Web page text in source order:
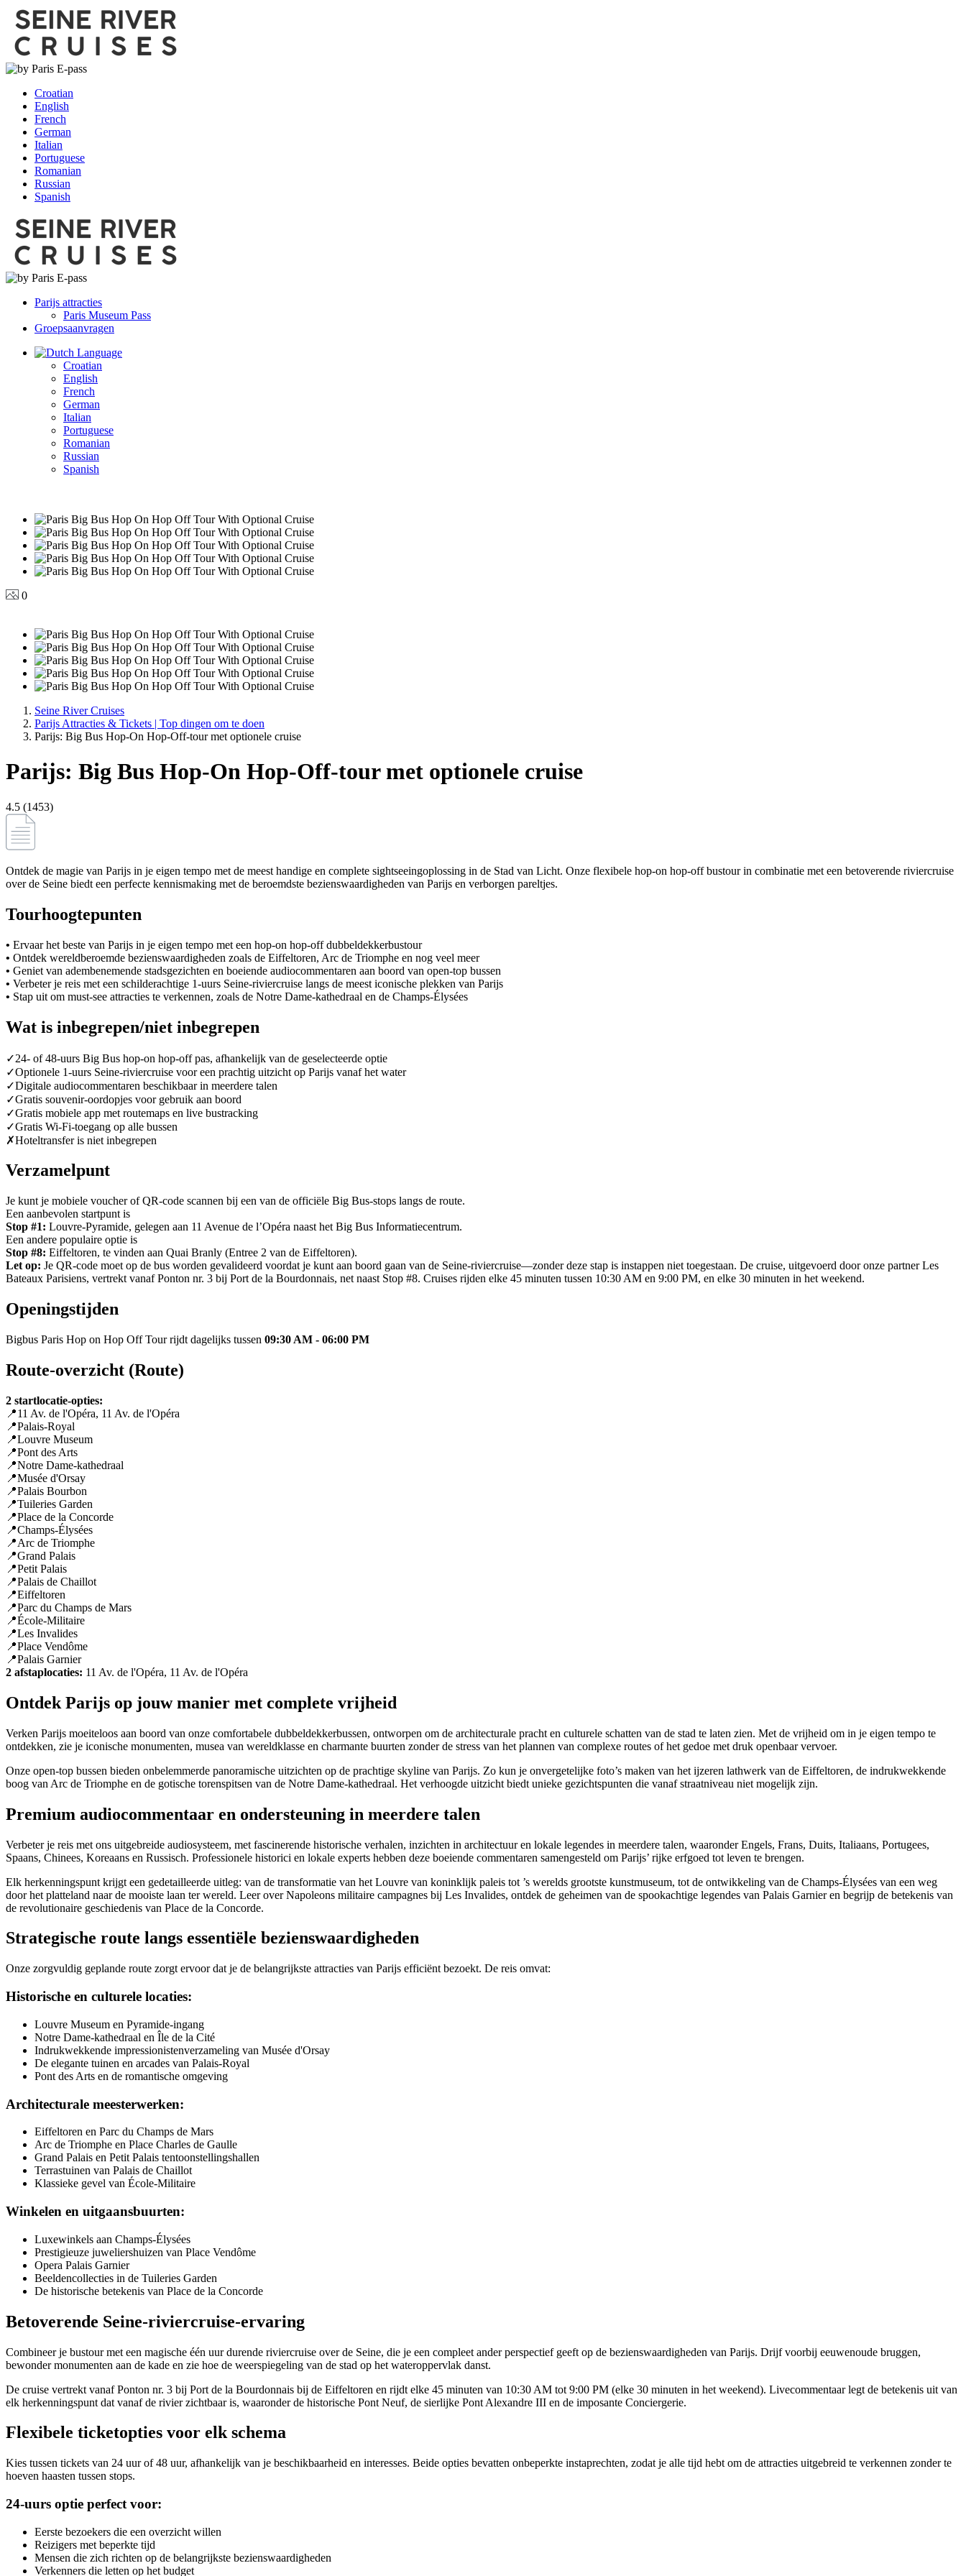
Croatian
English
French
German
Italian
Portuguese
Romanian
Russian
Spanish
Parijs attracties
Paris Museum Pass
Groepsaanvragen
Language
Croatian
English
French
German
Italian
Portuguese
Romanian
Russian
Spanish
0
Seine River Cruises
Parijs Attracties & Tickets | Top dingen om te doen
Parijs: Big Bus Hop-On Hop-Off-tour met optionele cruise
Parijs: Big Bus Hop-On Hop-Off-tour met optionele cruise
4.5 (1453)
Ontdek de magie van Parijs in je eigen tempo met de meest handige en complete sightseeingoplossing in de Stad van Licht. Onze flexibele hop-on hop-off bustour in combinatie met een betoverende riviercruise
over de Seine biedt een perfecte kennismaking met de beroemdste bezienswaardigheden van Parijs en verborgen pareltjes.
Tourhoogtepunten
• Ervaar het beste van Parijs in je eigen tempo met een hop-on hop-off dubbeldekkerbustour
• Ontdek wereldberoemde bezienswaardigheden zoals de Eiffeltoren, Arc de Triomphe en nog veel meer
• Geniet van adembenemende stadsgezichten en boeiende audiocommentaren aan boord van open-top bussen
• Verbeter je reis met een schilderachtige 1-uurs Seine-riviercruise langs de meest iconische plekken van Parijs
• Stap uit om must-see attracties te verkennen, zoals de Notre Dame-kathedraal en de Champs-Élysées
Wat is inbegrepen/niet inbegrepen
✓24- of 48-uurs Big Bus hop-on hop-off pas, afhankelijk van de geselecteerde optie
✓Optionele 1-uurs Seine-riviercruise voor een prachtig uitzicht op Parijs vanaf het water
✓Digitale audiocommentaren beschikbaar in meerdere talen
✓Gratis souvenir-oordopjes voor gebruik aan boord
✓Gratis mobiele app met routemaps en live bustracking
✓Gratis Wi-Fi-toegang op alle bussen
✗Hoteltransfer is niet inbegrepen
Verzamelpunt
Je kunt je mobiele voucher of QR-code scannen bij een van de officiële Big Bus-stops langs de route.
Een aanbevolen startpunt is
Stop #1: Louvre-Pyramide, gelegen aan 11 Avenue de l’Opéra naast het Big Bus Informatiecentrum.
Een andere populaire optie is
Stop #8: Eiffeltoren, te vinden aan Quai Branly (Entree 2 van de Eiffeltoren).
Let op: Je QR-code moet op de bus worden gevalideerd voordat je kunt aan boord gaan van de Seine-riviercruise—zonder deze stap is instappen niet toegestaan. De cruise, uitgevoerd door onze partner Les
Bateaux Parisiens, vertrekt vanaf Ponton nr. 3 bij Port de la Bourdonnais, net naast Stop #8. Cruises rijden elke 45 minuten tussen 10:30 AM en 9:00 PM, en elke 30 minuten in het weekend.
Openingstijden
Bigbus Paris Hop on Hop Off Tour rijdt dagelijks tussen 09:30 AM - 06:00 PM
Route-overzicht (Route)
2 startlocatie-opties:
📍11 Av. de l'Opéra, 11 Av. de l'Opéra
📍Palais-Royal
📍Louvre Museum
📍Pont des Arts
📍Notre Dame-kathedraal
📍Musée d'Orsay
📍Palais Bourbon
📍Tuileries Garden
📍Place de la Concorde
📍Champs-Élysées
📍Arc de Triomphe
📍Grand Palais
📍Petit Palais
📍Palais de Chaillot
📍Eiffeltoren
📍Parc du Champs de Mars
📍École-Militaire
📍Les Invalides
📍Place Vendôme
📍Palais Garnier
2 afstaplocaties: 11 Av. de l'Opéra, 11 Av. de l'Opéra
Ontdek Parijs op jouw manier met complete vrijheid
Verken Parijs moeiteloos aan boord van onze comfortabele dubbeldekkerbussen, ontworpen om de architecturale pracht en culturele schatten van de stad te laten zien. Met de vrijheid om in je eigen tempo te
ontdekken, zie je iconische monumenten, musea van wereldklasse en charmante buurten zonder de stress van het plannen van complexe routes of het gedoe met druk openbaar vervoer.
Onze open-top bussen bieden onbelemmerde panoramische uitzichten op de prachtige skyline van Parijs. Zo kun je onvergetelijke foto’s maken van het ijzeren lathwerk van de Eiffeltoren, de indrukwekkende
boog van Arc de Triomphe en de gotische torenspitsen van de Notre Dame-kathedraal. Het verhoogde uitzicht biedt unieke gezichtspunten die vanaf straatniveau niet mogelijk zijn.
Premium audiocommentaar en ondersteuning in meerdere talen
Verbeter je reis met ons uitgebreide audiosysteem, met fascinerende historische verhalen, inzichten in architectuur en lokale legendes in meerdere talen, waaronder Engels, Frans, Duits, Italiaans, Portugees,
Spaans, Chinees, Koreaans en Russisch. Professionele historici en lokale experts hebben deze boeiende commentaren samengesteld om Parijs’ rijke erfgoed tot leven te brengen.
Elk herkenningspunt krijgt een gedetailleerde uitleg: van de transformatie van het Louvre van koninklijk paleis tot ’s werelds grootste kunstmuseum, tot de ontwikkeling van de Champs-Élysées van een weg
door het platteland naar de mooiste laan ter wereld. Leer over Napoleons militaire campagnes bij Les Invalides, ontdek de geheimen van de spookachtige legendes van Palais Garnier en begrijp de betekenis van
de revolutionaire geschiedenis van Place de la Concorde.
Strategische route langs essentiële bezienswaardigheden
Onze zorgvuldig geplande route zorgt ervoor dat je de belangrijkste attracties van Parijs efficiënt bezoekt. De reis omvat:
Historische en culturele locaties:
Louvre Museum en Pyramide-ingang
Notre Dame-kathedraal en Île de la Cité
Indrukwekkende impressionistenverzameling van Musée d'Orsay
De elegante tuinen en arcades van Palais-Royal
Pont des Arts en de romantische omgeving
Architecturale meesterwerken:
Eiffeltoren en Parc du Champs de Mars
Arc de Triomphe en Place Charles de Gaulle
Grand Palais en Petit Palais tentoonstellingshallen
Terrastuinen van Palais de Chaillot
Klassieke gevel van École-Militaire
Winkelen en uitgaansbuurten:
Luxewinkels aan Champs-Élysées
Prestigieuze juweliershuizen van Place Vendôme
Opera Palais Garnier
Beeldencollecties in de Tuileries Garden
De historische betekenis van Place de la Concorde
Betoverende Seine-riviercruise-ervaring
Combineer je bustour met een magische één uur durende riviercruise over de Seine, die je een compleet ander perspectief geeft op de bezienswaardigheden van Parijs. Drijf voorbij eeuwenoude bruggen,
bewonder monumenten aan de kade en zie hoe de weerspiegeling van de stad op het wateroppervlak danst.
De cruise vertrekt vanaf Ponton nr. 3 bij Port de la Bourdonnais bij de Eiffeltoren en rijdt elke 45 minuten van 10:30 AM tot 9:00 PM (elke 30 minuten in het weekend). Livecommentaar legt de betekenis uit van
elk herkenningspunt dat vanaf de rivier zichtbaar is, waaronder de historische Pont Neuf, de sierlijke Pont Alexandre III en de imposante Conciergerie.
Flexibele ticketopties voor elk schema
Kies tussen tickets van 24 uur of 48 uur, afhankelijk van je beschikbaarheid en interesses. Beide opties bevatten onbeperkte instaprechten, zodat je alle tijd hebt om de attracties uitgebreid te verkennen zonder te
hoeven haasten tussen stops.
24-uurs optie perfect voor:
Eerste bezoekers die een overzicht willen
Reizigers met beperkte tijd
Mensen die zich richten op de belangrijkste bezienswaardigheden
Verkenners die letten op het budget